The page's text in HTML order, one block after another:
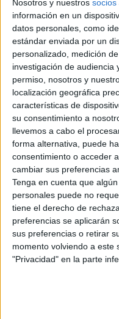
Nosotros y nuestros socios
información en un
datos personales, como
estándar enviada por un
personalizado, medición
investigación de audiencia
permiso, nosotros y
localización geográfica
características de
su consentimiento a
llevemos a cabo el
forma alternativa, puede
consentimiento o acceder
cambiar sus preferencias
Tenga en cuenta que
personales puede no
tiene el derecho de
preferencias se aplicarán
sus preferencias o retirar
momento volviendo a este
"Privacidad" en la parte
G J Q S T Z
TKD Benavente